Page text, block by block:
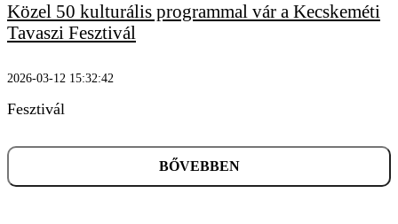
Közel 50 kulturális programmal vár a Kecskeméti
Tavaszi Fesztivál
2026-03-12 15:32:42
Fesztivál
BŐVEBBEN